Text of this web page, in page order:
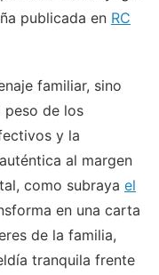
publicada en RC
familiar, sino
peso de los
y la
al margen
como subraya el
en una carta
de la familia,
tranquila frente